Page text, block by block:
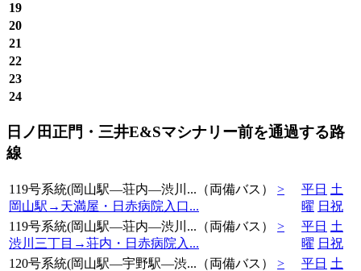
19
20
21
22
23
24
日ノ田正門・三井E&Sマシナリー前を通過する路
線
119号系統(岡山駅―荘内―渋川...（両備バス）
>
岡山駅→天満屋・日赤病院入口...
平日 土
曜 日祝
119号系統(岡山駅―荘内―渋川...（両備バス）
>
渋川三丁目→荘内・日赤病院入...
平日 土
曜 日祝
120号系統(岡山駅―宇野駅―渋...（両備バス）
>
平日 土